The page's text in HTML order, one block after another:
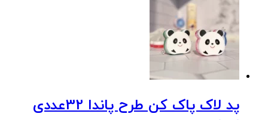
پد لاک پاک کن طرح پاندا 32عددی